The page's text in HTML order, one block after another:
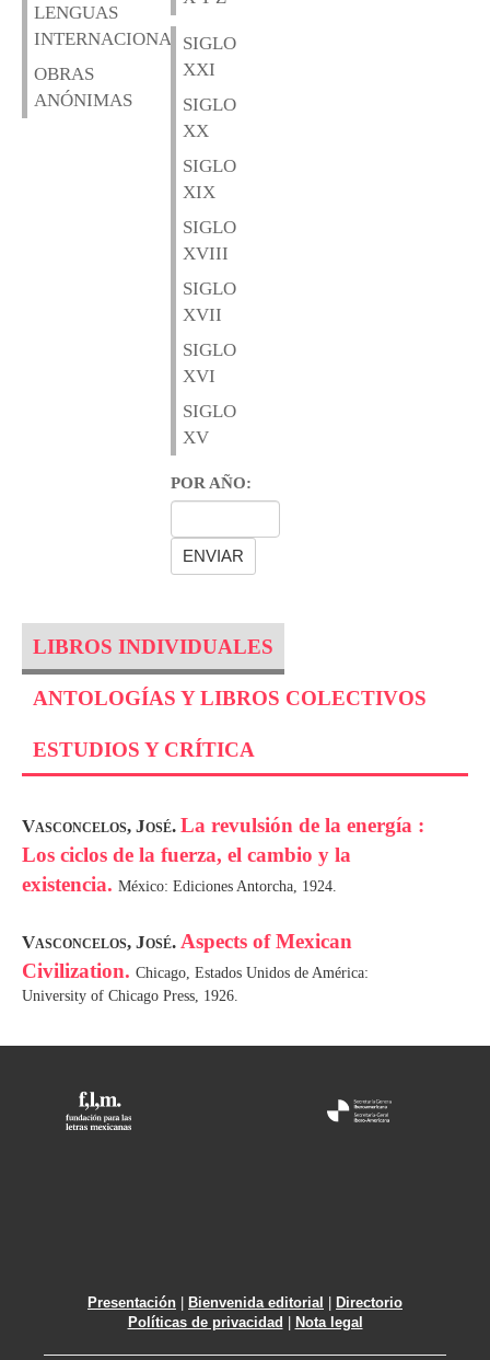
LENGUAS
INTERNACIONALES
OBRAS
ANÓNIMAS
SIGLO
XXI
SIGLO
XX
SIGLO
XIX
SIGLO
XVIII
SIGLO
XVII
SIGLO
XVI
SIGLO
XV
POR AÑO:
LIBROS INDIVIDUALES
ANTOLOGÍAS Y LIBROS COLECTIVOS
ESTUDIOS Y CRÍTICA
Vasconcelos, José. La revulsión de la energía :
Los ciclos de la fuerza, el cambio y la
existencia. México: Ediciones Antorcha, 1924.
Vasconcelos, José. Aspects of Mexican
Civilization. Chicago, Estados Unidos de América:
University of Chicago Press, 1926.
Presentación | Bienvenida editorial | Directorio
Políticas de privacidad | Nota legal